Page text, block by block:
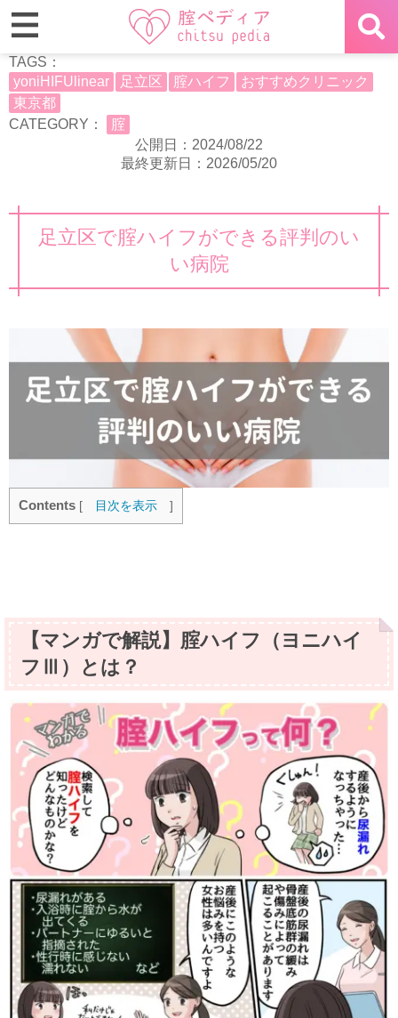
TAGS：
yoniHIFUlinear
足立区 腟ハイフ
おすすめクリニック
東京都
CATEGORY：
腟
公開日：2024/08/22
最終更新日：2026/05/20
足立区で腟ハイフができる評判のい
い病院
Contents [ 目次を表示 ]
【マンガで解説】腟ハイフ（ヨニハイ
フⅢ）とは？